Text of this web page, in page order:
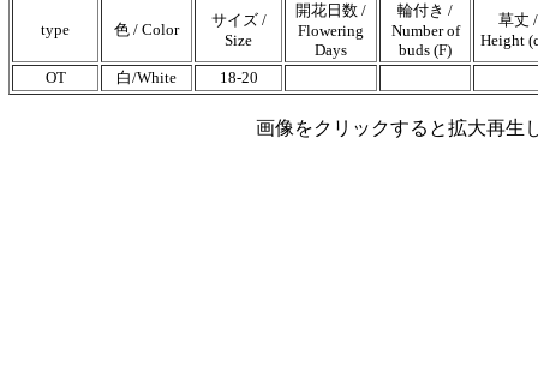
type 色 / Color
サイズ /
Size
開花日数 /
Flowering
Days
輪付き /
Number of
buds (F)
草丈 /
Height
OT 白/White 18-20
画像をクリックすると拡大再生